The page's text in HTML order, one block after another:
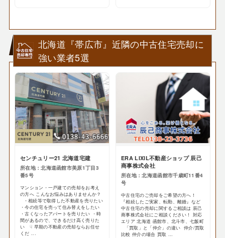
北海道『帯広市』近隣の中古住宅売却に
強い業者5選
センチュリー21 北海道宅建
所在地：北海道函館市美原1丁目3
番5号
マンション・一戸建ての売却をお考え
の方へ こんなお悩みはありませんか？
・相続等で取得した不動産を売りたい
・今の住宅を売って住み替えをしたい
・古くなったアパートを売りたい ・時
間があるので、できるだけ高く売りた
い ☟ 早期の不動産の売却ならお任せ
くだ ...
ERA LIXIL不動産ショップ 辰己
商事株式会社
所在地：北海道函館市千歳町11番4
号
中古住宅のご売却をご希望の方へ！
『相続したご実家、転勤、離婚』など
中古住宅の売却に関するご相談は 辰己
商事株式会社にご相談ください！ 対応
エリア 北海道 函館市、北斗市、七飯町
「買取」と「仲介」の違い 仲介/買取
比較 仲介の場合 買取 ...